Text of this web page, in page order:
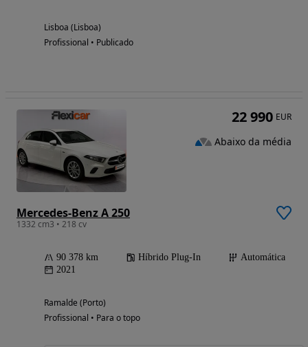
Lisboa (Lisboa)
Profissional • Publicado
Mercedes-Benz A 250
1332 cm3 • 218 cv
90 378 km Híbrido Plug-In
Automática
2021
Ramalde (Porto)
Profissional • Para o topo
22 990 EUR
Abaixo da média